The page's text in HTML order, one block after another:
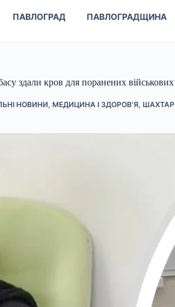
ПАВЛОГРАД ПАВЛОГРАДЩИНА
здали кров для поранених військових
НОВИНИ, МЕДИЦИНА І ЗДОРОВ'Я,